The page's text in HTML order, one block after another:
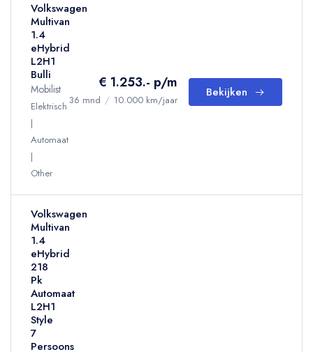
Volkswagen
Multivan
1.4
eHybrid
L2H1
Bulli
Mobilist
Elektrisch
Automaat
Other
€ 1.253.- p/m
36 mnd / 10.000 km/jaar
Bekijken
Volkswagen
Multivan
1.4
eHybrid
218
Pk
Automaat
L2H1
Style
7
Persoons